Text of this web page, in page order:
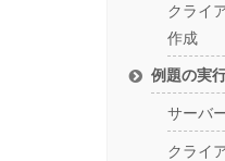
クライ
作成
例題の実
サーバ
クライ